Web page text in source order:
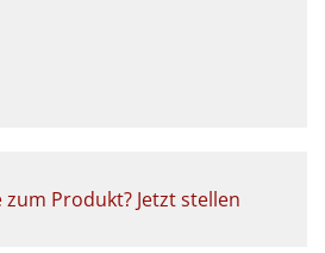
zum Produkt? Jetzt stellen